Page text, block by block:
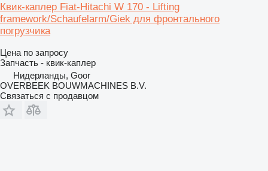
Квик-каплер Fiat-Hitachi W 170 - Lifting
framework/Schaufelarm/Giek для фронтального
погрузчика
Цена по запросу
Запчасть - квик-каплер
Нидерланды, Goor
OVERBEEK BOUWMACHINES B.V.
Связаться с продавцом